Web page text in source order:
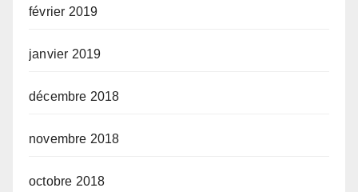
février 2019
janvier 2019
décembre 2018
novembre 2018
octobre 2018